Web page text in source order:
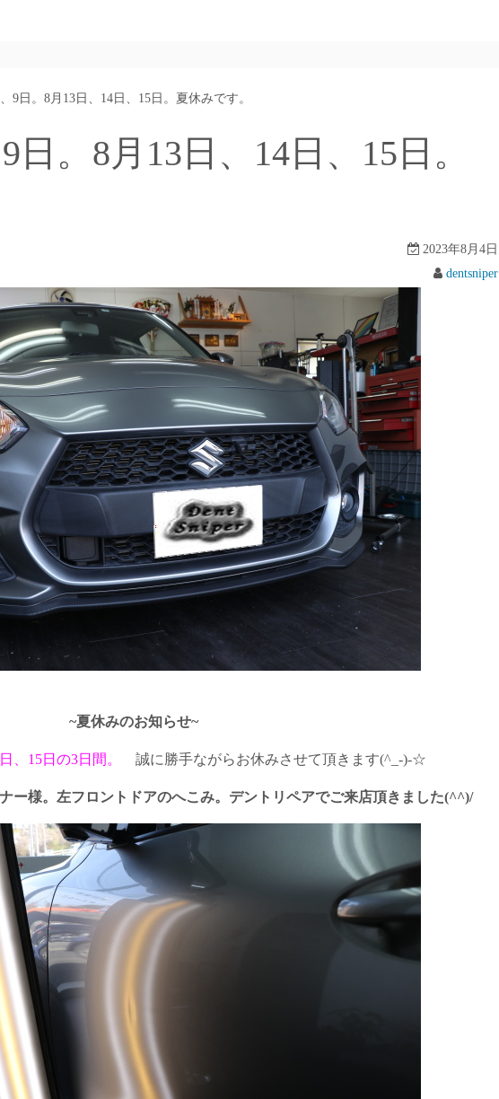
9日。8月13日、14日、15日。夏休みです。
日。8月13日、14日、15日。
2023年8月4日
dentsniper
~夏休みのお知らせ~
、15日の3日間。 誠に勝手ながらお休みさせて頂きます(^_-)-☆
ー様。左フロントドアのへこみ。デントリペアでご来店頂きました(^^)/